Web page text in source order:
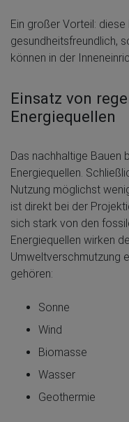
Ein großer Vorteil:
gesundheitsfreundlich,
können in der
Einsatz von
Energiequellen
Das nachhaltige Bauen
Energiequellen.
Nutzung möglichst
ist direkt bei der
sich stark von den
Energiequellen wirken
Umweltverschmutzung
gehören:
Sonne
Wind
Biomasse
Wasser
Geothermie